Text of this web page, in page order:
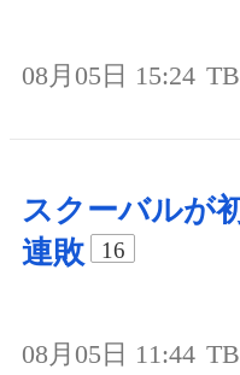
08月05日 15:24
スクーバルが
連敗
16
08月05日 11:44